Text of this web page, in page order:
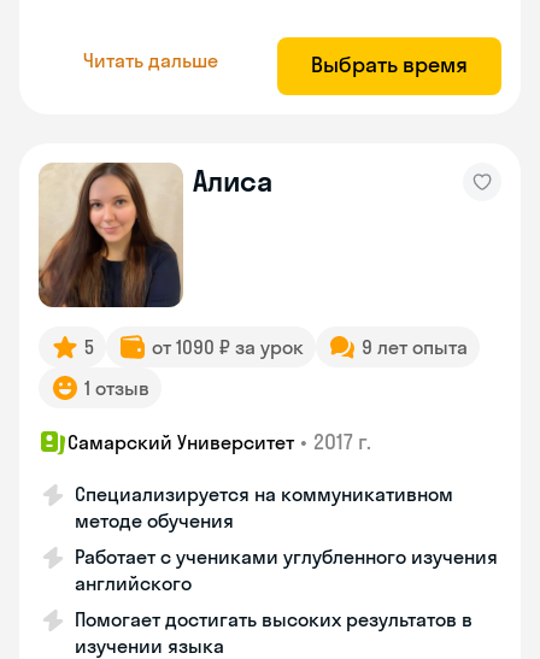
Читать дальше Выбрать время
Алиса
5 от 1090 ₽ за урок
9 лет опыта
1 отзыв
Самарский Университет • 2017 г.
Специализируется на коммуникативном
методе обучения
Работает с учениками углубленного изучения
английского
Помогает достигать высоких результатов в
изучении языка